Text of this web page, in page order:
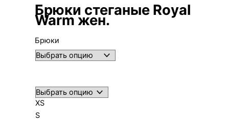
Брюки стеганые Royal
Warm жен.
Брюки
XS
S